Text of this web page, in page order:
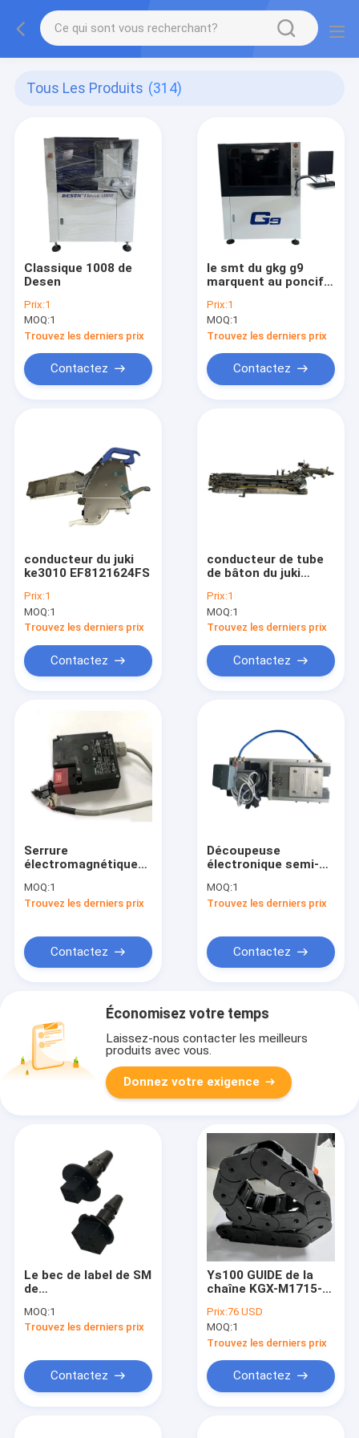
Tous Les Produits (314)
Classique 1008 de
Desen
Prix:1
MOQ:1
Trouvez les derniers prix
Contactez
le smt du gkg g9
marquent au poncif
Prix:1
MOQ:1
Trouvez les derniers prix
Contactez
conducteur du juki
ke3010 EF8121624FS
Prix:1
MOQ:1
Trouvez les derniers prix
Contactez
conducteur de tube
de bâton du juki
Prix:1
MOQ:1
Trouvez les derniers prix
Contactez
Serrure
électromagnétique
commutateur de
porte de sécurité
MOQ:1
Trouvez les derniers prix
Contactez
Découpeuse
électronique semi-
goupille de
transformateur de
MOQ:1
Trouvez les derniers prix
Contactez
Économisez votre temps
Laissez-nous contacter les meilleurs
produits avec vous.
Donnez votre exigence
Le bec de label de SM
de
le bec aux besoins du
client
MOQ:1
Trouvez les derniers prix
Contactez
Ys100 GUIDE de la
chaîne KGX-M1715-
sac à dos du
mounter ATS-30, AXE
de CÂBLE
Prix:76 USD
MOQ:1
Trouvez les derniers prix
Contactez